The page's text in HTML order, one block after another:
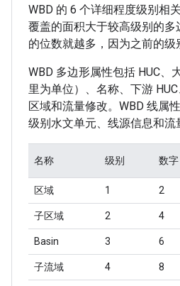
WBD 的 6 个详细程度级别相
覆盖的面积大于较高级别的多
的位数就越多，因为之前的级
WBD 多边形属性包括 HUC、
里为单位）、名称、下游
区域和流量修改。WBD 线属
级别水文单元、线源信息和流
名称 级别 数字
区域 1 2
子区域 2 4
Basin 3 6
子流域 4 8